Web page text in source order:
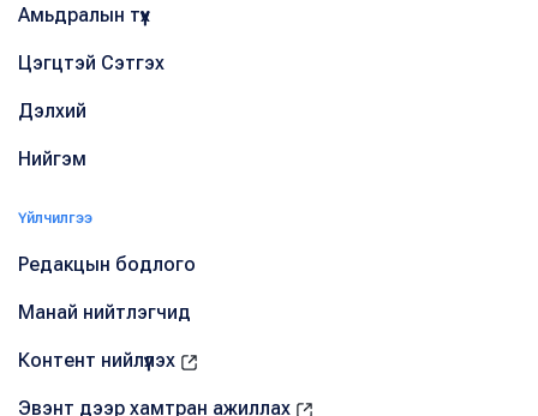
Амьдралын түүх
Цэгцтэй Сэтгэх
Дэлхий
Нийгэм
Үйлчилгээ
Редакцын бодлого
Манай нийтлэгчид
Контент нийлүүлэх
Эвэнт дээр хамтран ажиллах